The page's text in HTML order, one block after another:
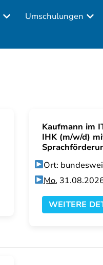
Umschulungen
Kaufmann im
IHK (m/w/d)
Ort:
Mo.
WEITERE